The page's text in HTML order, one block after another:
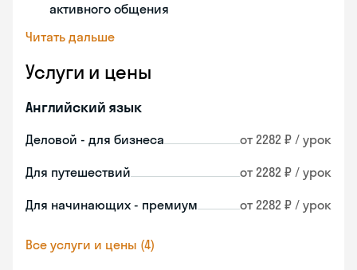
активного общения
Читать дальше
Услуги и цены
Английский язык
Деловой - для бизнеса от 2282 ₽ / урок
Для путешествий от 2282 ₽ / урок
Для начинающих - премиум от 2282 ₽ / урок
Все услуги и цены (4)